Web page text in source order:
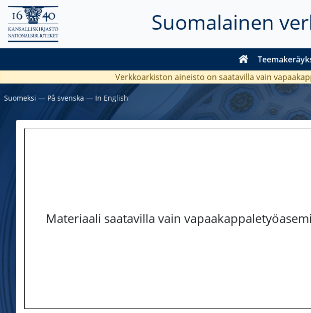
Suomalainen
Verkkoarkiston aineisto on saatavilla vain
Suomeksi ― På svenska ― In English
Materiaali saatavilla vain